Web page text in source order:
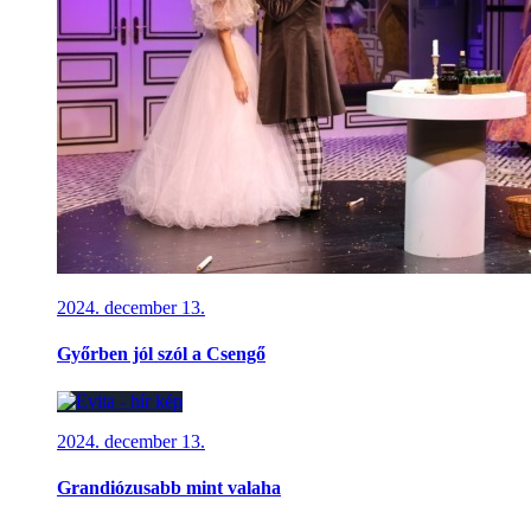
2024. december 13.
Győrben jól szól a Csengő
2024. december 13.
Grandiózusabb mint valaha